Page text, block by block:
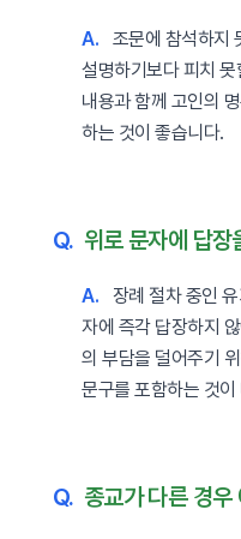
A.
조문에 참석하지
설명하기보다 피치
내용과 함께 고인의
하는 것이 좋습니다.
Q. 위로 문자에 답장
A.
장례 절차 중인
자에 즉각 답장하지
의 부담을 덜어주기
문구를 포함하는 것
Q. 종교가 다른 경